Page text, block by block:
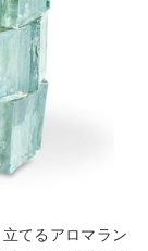
てるアロマラン